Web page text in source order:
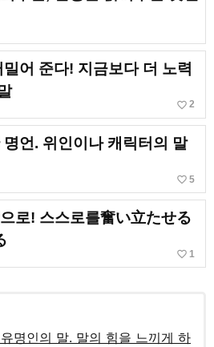
어 준다! 지금보다 더 노력
favorite_border 2
언. 위인이나 캐릭터의 말
favorite_border 5
로! 스스로를奮い立たせる
favorite_border 1
명인의 말. 말의 힘을 느끼게 하